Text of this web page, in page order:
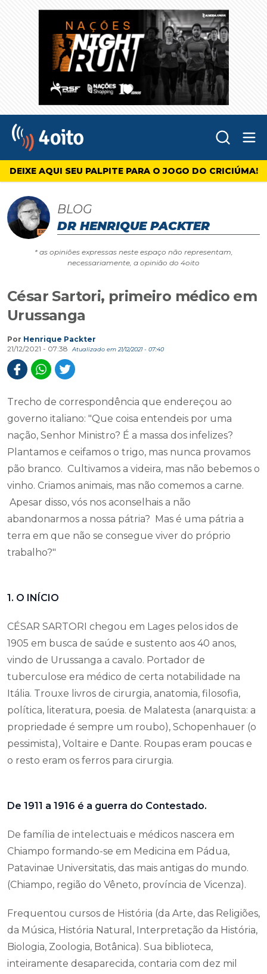
4oito
DEIXE AQUI SEU PALPITE PARA O JOGO DO CRICIÚMA!
BLOG
DR HENRIQUE PACKTER
* as opiniões expressas neste espaço não representam,
necessariamente, a opinião do 4oito
César Sartori, primeiro médico em
Urussanga
Por Henrique Packter
21/12/2021 - 07:38
Atualizado em 21/12/2021 - 07:40
Trecho de correspondência que endereçou ao
governo italiano: "Que coisa entendeis por uma
nação, Senhor Ministro? É a massa dos infelizes?
Plantamos e ceifamos o trigo, mas nunca provamos
pão branco. Cultivamos a videira, mas não bebemos o
vinho. Criamos animais, mas não comemos a carne.
Apesar disso, vós nos aconselhais a não
abandonarmos a nossa pátria? Mas é uma pátria a
terra em que não se consegue viver do próprio
trabalho?"
1. O INÍCIO
CÉSAR SARTORI chegou em Lages pelos idos de
1905 em busca de saúde e sustento aos 40 anos,
vindo de Urussanga a cavalo. Portador de
tuberculose era médico de certa notabilidade na
Itália. Trouxe livros de cirurgia, anatomia, filosofia,
política, literatura, poesia. de Malatesta (anarquista: a
propriedade é sempre um roubo), Schopenhauer (o
pessimista), Voltaire e Dante. Roupas eram poucas e
o resto eram os ferros para cirurgia.
De 1911 a 1916 é a guerra do Contestado.
De família de intelectuais e médicos nascera em
Chiampo formando-se em Medicina em Pádua,
Patavinae Universitatis, das mais antigas do mundo.
(Chiampo, região do Vêneto, província de Vicenza).
Frequentou cursos de História (da Arte, das Religiões,
da Música, História Natural, Interpretação da História,
Biologia, Zoologia, Botânica). Sua biblioteca,
inteiramente desaparecida, contaria com dez mil